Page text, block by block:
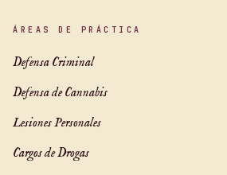
ÁREAS DE PRÁCTICA
Defensa Criminal
Defensa de Cannabis
Lesiones Personales
Cargos de Drogas